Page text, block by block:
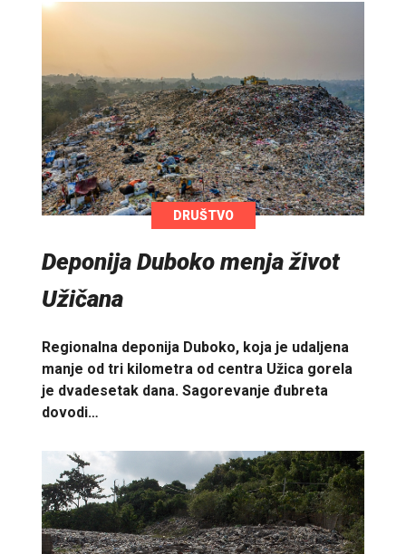
DRUŠTVO
Deponija Duboko menja život
Užičana
Regionalna deponija Duboko, koja je udaljena
manje od tri kilometra od centra Užica gorela
je dvadesetak dana. Sagorevanje đubreta
dovodi…